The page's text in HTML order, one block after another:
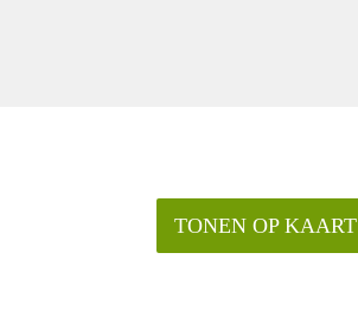
TONEN OP KAART